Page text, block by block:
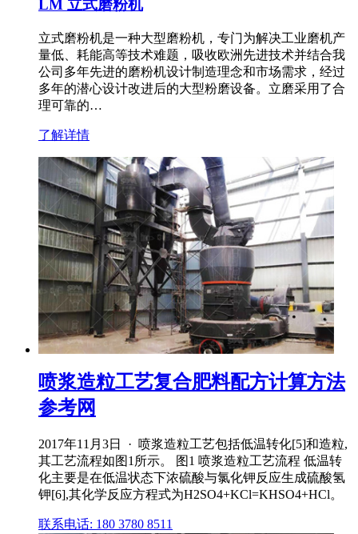
LM 立式磨粉机
立式磨粉机是一种大型磨粉机，专门为解决工业磨机产
量低、耗能高等技术难题，吸收欧洲先进技术并结合我
公司多年先进的磨粉机设计制造理念和市场需求，经过
多年的潜心设计改进后的大型粉磨设备。立磨采用了合
理可靠的…
了解详情
喷浆造粒工艺复合肥料配方计算方法
参考网
2017年11月3日 · 喷浆造粒工艺包括低温转化[5]和造粒,
其工艺流程如图1所示。 图1 喷浆造粒工艺流程 低温转
化主要是在低温状态下浓硫酸与氯化钾反应生成硫酸氢
钾[6],其化学反应方程式为H2SO4+KCl=KHSO4+HCl。
联系电话: 180 3780 8511